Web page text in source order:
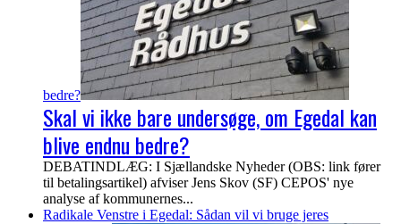
bedre?
Skal vi ikke bare undersøge, om Egedal kan
blive endnu bedre?
DEBATINDLÆG: I Sjællandske Nyheder (OBS: link fører
til betalingsartikel) afviser Jens Skov (SF) CEPOS' nye
analyse af kommunernes...
Radikale Venstre i Egedal: Sådan vil vi bruge jeres